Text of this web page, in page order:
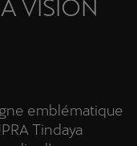
VISION
emblématique
Tindaya